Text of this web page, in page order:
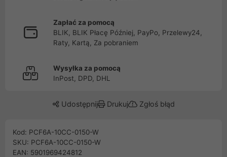
Zapłać za pomocą
BLIK, BLIK Płacę Później, PayPo, Przelewy24,
Raty, Kartą, Za pobraniem
Wysyłka za pomocą
InPost, DPD, DHL
Udostępnij Drukuj Zgłoś błąd
Kod: PCF6A-10CC-0150-W
SKU: PCF6A-10CC-0150-W
EAN: 5901969424812